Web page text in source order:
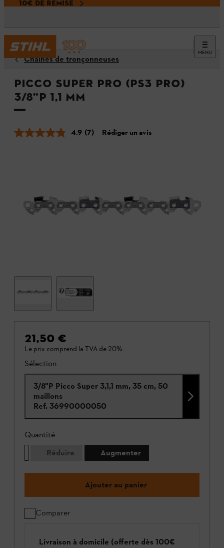
10€ DE REMISE
MENU
Chaînes de tronçonneuses
Picco Super Pro (PS3 Pro)
3/8”P 1,1 mm
4.9 (7) Rédiger un avis
21,50 €
Le prix comprend la TVA de 20%.
Sélection
3/8"P Picco Super 3,1,1 mm, 35 cm, 50
maillons
Ref. 36990000050
Quantité
Réduire
Augmenter
Ajouter au panier
Comparer
Livraison à domicile (offerte dès 100€